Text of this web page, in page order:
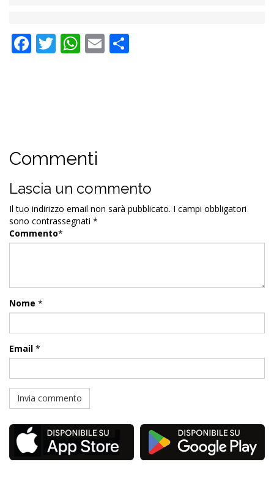
Facebook
Twitter
WhatsApp
Email
Commenti
Lascia un commento
Il tuo indirizzo email non sarà pubblicato. I campi obbligatori
sono contrassegnati *
Commento*
Nome *
Email *